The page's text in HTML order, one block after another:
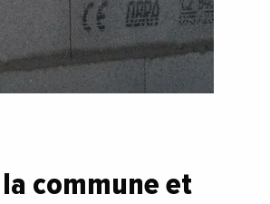
commune et